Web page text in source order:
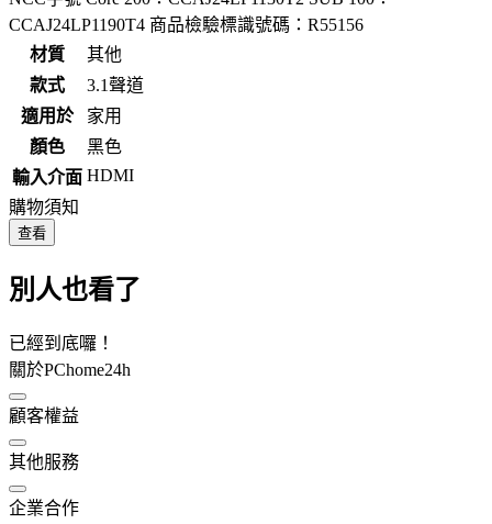
CCAJ24LP1190T4 商品檢驗標識號碼：R55156
材質
其他
款式
3.1聲道
適用於
家用
顏色
黑色
輸入介面 HDMI
購物須知
查看
別人也看了
已經到底囉！
關於PChome24h
顧客權益
其他服務
企業合作